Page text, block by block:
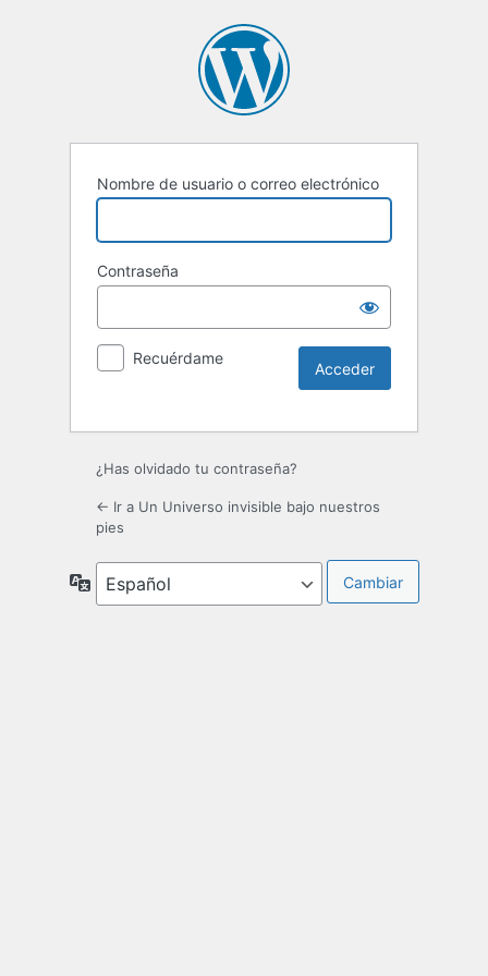
Nombre de usuario o correo electrónico
Contraseña
Recuérdame
¿Has olvidado tu contraseña?
← Ir a Un Universo invisible bajo nuestros
pies
Idioma